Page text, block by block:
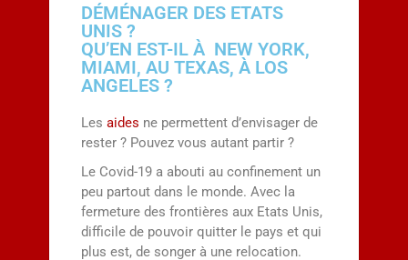
DÉMÉNAGER DES ETATS
UNIS ?
QU’EN EST-IL À NEW YORK,
MIAMI, AU TEXAS, À LOS
ANGELES ?
Les aides ne permettent d’envisager de
rester ? Pouvez vous autant partir ?
Le Covid-19 a abouti au confinement un
peu partout dans le monde. Avec la
fermeture des frontières aux Etats Unis,
difficile de pouvoir quitter le pays et qui
plus est, de songer à une relocation.